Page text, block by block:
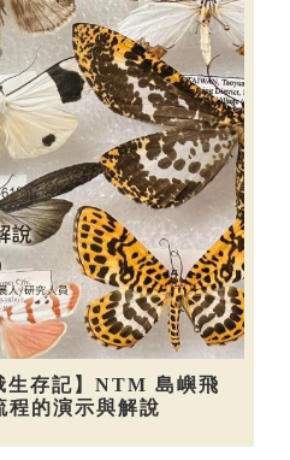
生存記】NTM 島嶼飛
的演示與解說